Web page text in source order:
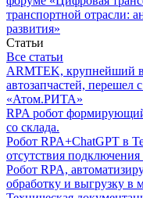
транспортной отрасли:
развития»
Статьи
Все статьи
ARMTEK, крупнейший
автозапчастей, перешел
«Атом.РИТА»
RPA робот
со склада.
Робот RPA+ChatGPT в
отсутствия подключения
Робот RPA,
обработку и выгрузку в